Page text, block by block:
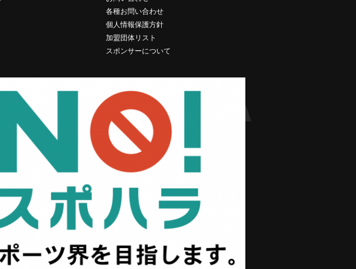
OKINAWA
各種お問い合わせ
個人情報保護方針
加盟団体リスト
スポンサーについて